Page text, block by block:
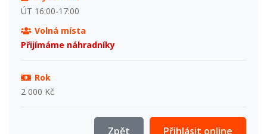
ÚT 16:00-17:00
Volná místa
Přijímáme náhradníky
Rok
2 000 Kč
Přihlásit online
Zpět